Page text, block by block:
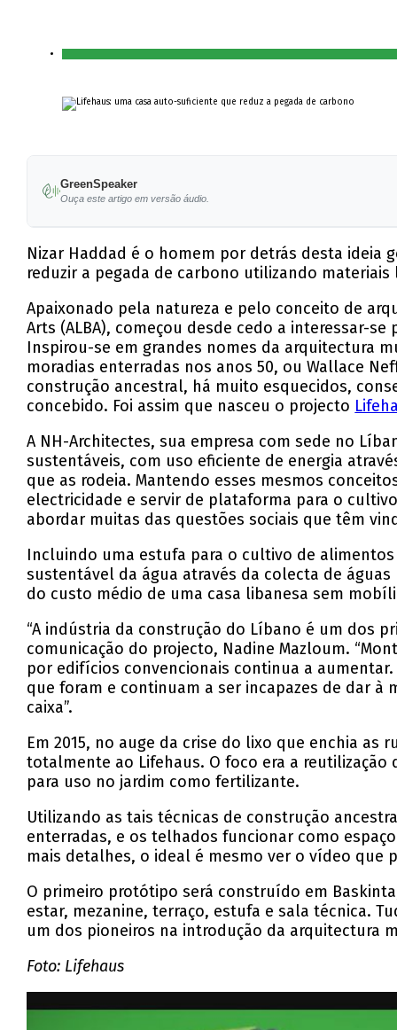
GreenSpeaker
Ouça este artigo em versão áudio.
Nizar Haddad é o homem por detrás desta
reduzir a pegada de carbono utilizando
Apaixonado pela natureza e pelo conceito de
Arts (ALBA), começou desde cedo a interessar-
Inspirou-se em grandes nomes da arquitectura
moradias enterradas nos anos 50, ou Wallace
construção ancestral, há muito esquecidos,
concebido. Foi assim que nasceu o projecto
A NH-Architectes, sua empresa com sede no
sustentáveis, com uso eficiente de energia
que as rodeia. Mantendo esses mesmos
electricidade e servir de plataforma para o
abordar muitas das questões sociais que têm
Incluindo uma estufa para o cultivo de
sustentável da água através da colecta de
do custo médio de uma casa libanesa sem
“A indústria da construção do Líbano é um dos
comunicação do projecto, Nadine Mazloum.
por edifícios convencionais continua a
que foram e continuam a ser incapazes de dar à
caixa”.
Em 2015, no auge da crise do lixo que enchia as
totalmente ao Lifehaus. O foco era a
para uso no jardim como fertilizante.
Utilizando as tais técnicas de construção
enterradas, e os telhados funcionar como
mais detalhes, o ideal é mesmo ver o vídeo que
O primeiro protótipo será construído em
estar, mezanine, terraço, estufa e sala técnica.
um dos pioneiros na introdução da arquitectura
Foto: Lifehaus